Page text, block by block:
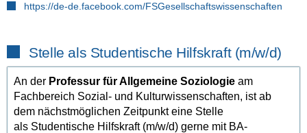
https://de-de.facebook.com/FSGesellschaftswissenschaften
Stelle als Studentische Hilfskraft (m/w/d)
An der Professur für Allgemeine Soziologie am
Fachbereich Sozial- und Kulturwissenschaften, ist ab
dem nächstmöglichen Zeitpunkt eine Stelle
als Studentische Hilfskraft (m/w/d) gerne mit BA-